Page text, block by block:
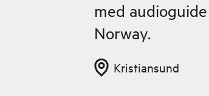
med
Norway.
Kristiansund